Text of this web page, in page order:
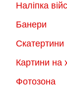
Наліпка
Банери
Скатертини
Картини на
Фотозона